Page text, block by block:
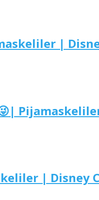
|
| Disney